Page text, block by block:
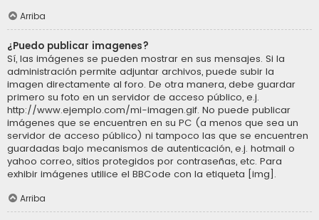
Arriba
¿Puedo publicar imagenes?
Sí, las imágenes se pueden mostrar en sus mensajes. Si la
administración permite adjuntar archivos, puede subir la
imagen directamente al foro. De otra manera, debe guardar
primero su foto en un servidor de acceso público, e.j.
http://www.ejemplo.com/mi-imagen.gif. No puede publicar
imágenes que se encuentren en su PC (a menos que sea un
servidor de acceso público) ni tampoco las que se encuentren
guardadas bajo mecanismos de autenticación, e.j. hotmail o
yahoo correo, sitios protegidos por contraseñas, etc. Para
exhibir imágenes utilice el BBCode con la etiqueta [img].
Arriba